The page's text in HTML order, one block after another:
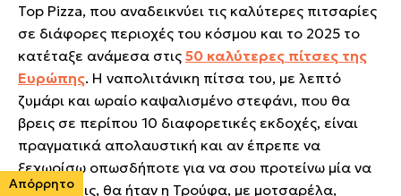
Top Pizza, που αναδεικνύει τις καλύτερες πιτσαρίες
σε διάφορες περιοχές του κόσμου και το 2025 το
κατέταξε ανάμεσα στις 50 καλύτερες πίτσες της
Ευρώπης. Η ναπολιτάνικη πίτσα του, με λεπτό
ζυμάρι και ωραίο καψαλισμένο στεφάνι, που θα
βρεις σε περίπου 10 διαφορετικές εκδοχές, είναι
πραγματικά απολαυστική και αν έπρεπε να
ξεχωρίσω οπωσδήποτε για να σου προτείνω μία να
δοκιμάσεις, θα ήταν η Τρούφα, με μοτσαρέλα,
Απόρρητο